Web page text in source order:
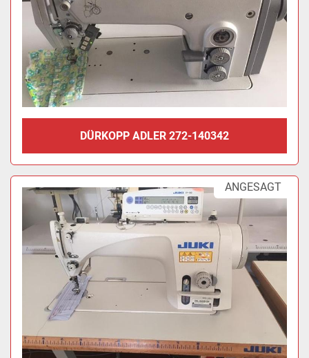
DÜRKOPP ADLER 272-140342
ANGESAGT